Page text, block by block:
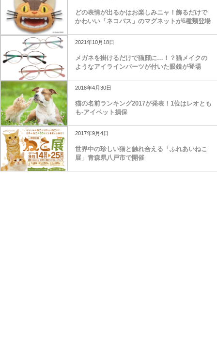
どの表情が出るかはお楽しみニャ！飾るだけで
かわいい「ネコバス」のマグネットが6種類登場
2021年10月18日
メガネを掛けるだけで猫顔に…！？猫メイクの
ようなアイラインパーツが付いた眼鏡が登場
2018年4月30日
猫の名前ランキング2017が発表！1位はレオとも
も-アイペット損保
2017年9月4日
世界中の珍しい猫と触れ合える「ふれあいねこ
展」青森県八戸市で開催